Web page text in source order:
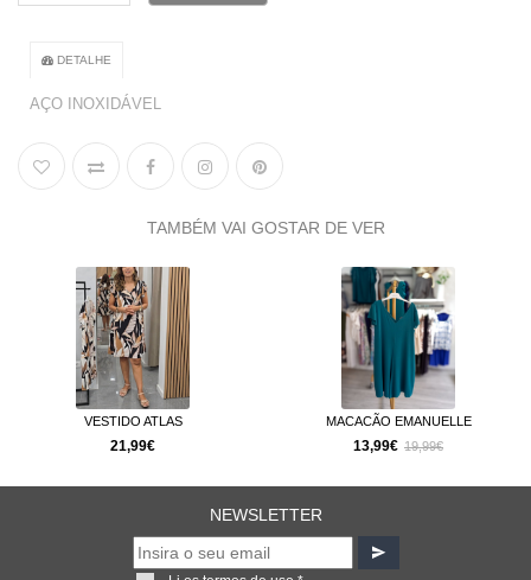
DETALHE
AÇO INOXIDÁVEL
TAMBÉM VAI GOSTAR DE VER
MACACÃO EMANUELLE
NEWSLETTER